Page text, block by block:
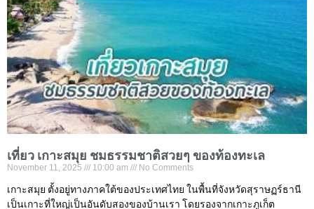
เที่ยว เกาะสมุย ชมธรรมชาติสวยๆ ของท้องทะเล
November 11, 2025 10:00 am No Comments
เกาะสมุย ตั้งอยู่ทางภาคใต้ของประเทศไทย ในพื้นที่จังหวัดสุราษฏร์ธานี
เป็นเกาะที่ใหญ่เป็นอันดับสองของบ้านเรา โดยรองจากเกาะภูเก็ต